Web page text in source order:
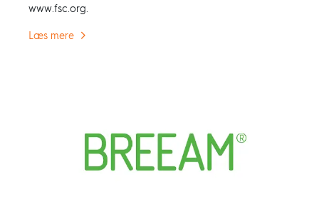
www.fsc.org.
Læs mere